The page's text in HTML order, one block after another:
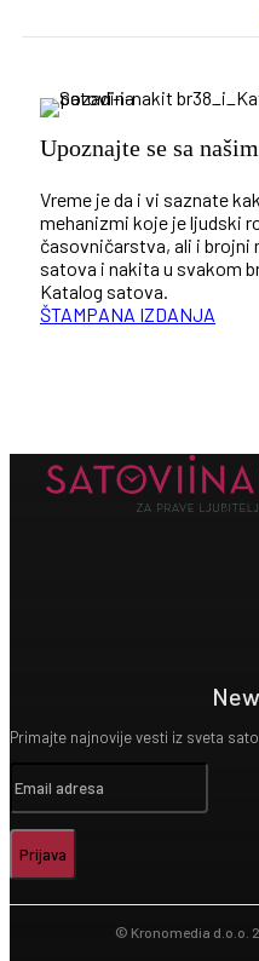
Upoznajte se sa
Vreme je da i vi saznate
mehanizmi koje je ljudski
časovničarstva, ali i
satova i nakita u svakom
Katalog satova.
ŠTAMPANA IZDANJA
Primajte najnovije vesti iz sveta
Prijava
© Kronomedia d.o.o.